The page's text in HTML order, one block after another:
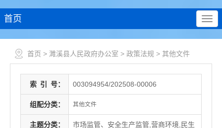
首页
首页 > 濉溪县人民政府办公室 > 政策法规 > 其他文件
索 引 号： 003094954/202508-00006
组配分类： 其他文件
主题分类：
市场监管、安全生产监管,营商环境,民生